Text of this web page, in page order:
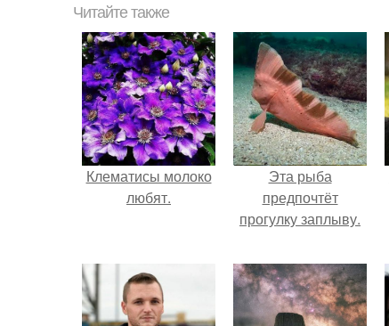
Читайте также
Клематисы молоко
любят.
Эта рыба
предпочтёт
прогулку заплыву.